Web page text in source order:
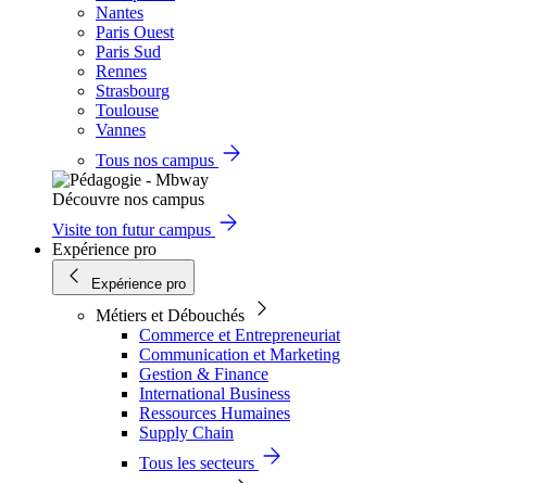
Nantes
Paris Ouest
Paris Sud
Rennes
Strasbourg
Toulouse
Vannes
Tous nos campus
Découvre nos campus
Visite ton futur campus
Expérience pro
Expérience pro
Métiers et Débouchés
Commerce et Entrepreneuriat
Communication et Marketing
Gestion & Finance
International Business
Ressources Humaines
Supply Chain
Tous les secteurs